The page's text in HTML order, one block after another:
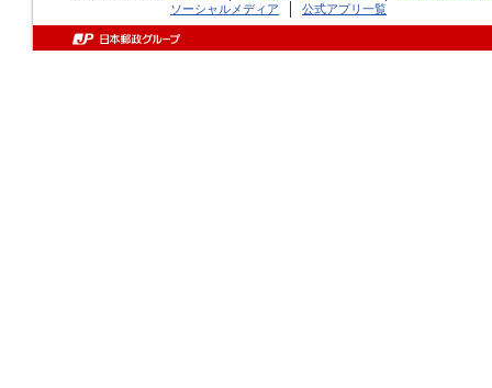
ソーシャルメディア
公式アプリ一覧